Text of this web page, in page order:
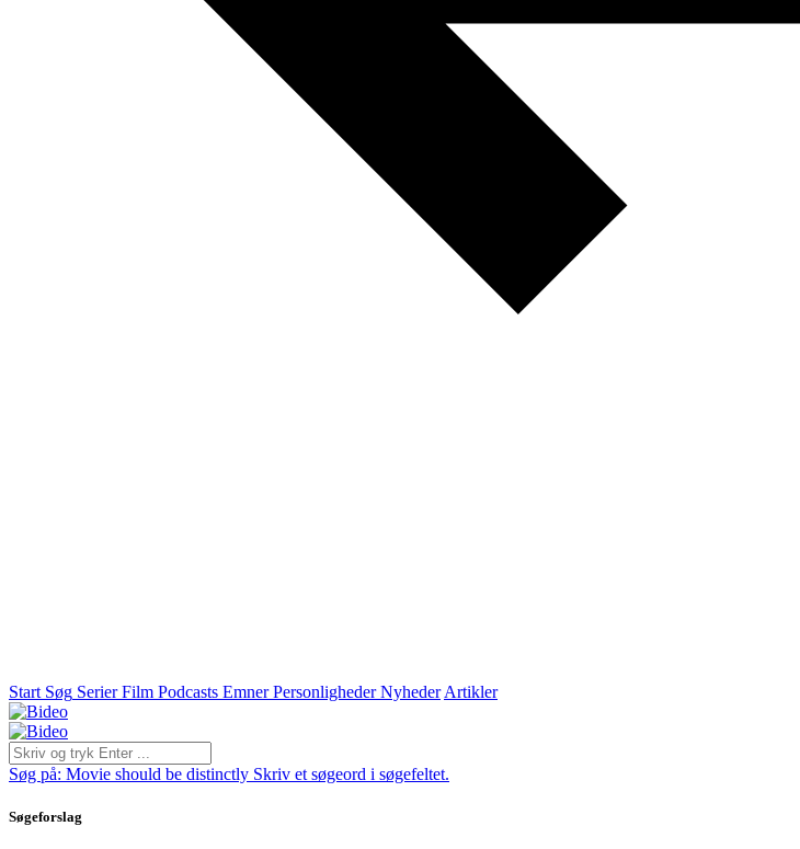
Start Søg Serier Film Podcasts Emner Personligheder Nyheder Artikler
Søg på: Movie should be distinctly Skriv et søgeord i søgefeltet.
Søgeforslag